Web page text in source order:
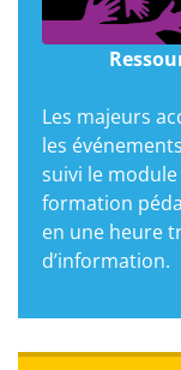
Les majeurs
les
suivi le module
formation
en une heure
d’information.